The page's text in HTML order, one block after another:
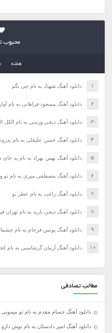
محبوب
هفته
دانلود آهنگ شهیاد به نام چی بگم
دانلود آهنگ مسعود فراهانی به نام
دانلود آهنگ دیجی ورسی به نام الکل 8 (پادکست)
دانلود آهنگ حسن علیقلی به نام بدرود
دانلود آهنگ بهمن بهراد به نام یه جای
دانلود آهنگ مصطفی میری به نام تو
دانلود آهنگ راغب به نام عطر تو
دانلود آهنگ دیجی باربد به نام تهران فیت 55
دانلود آهنگ یونس فرجام به نام
دانلود آهنگ آرمان گرشاسبی به نام
مطالب تصادفی
دانلود آهنگ حسام مقدم به نام تو میمونی
دانلود آهنگ امیر دادستان به نام نوش دارو